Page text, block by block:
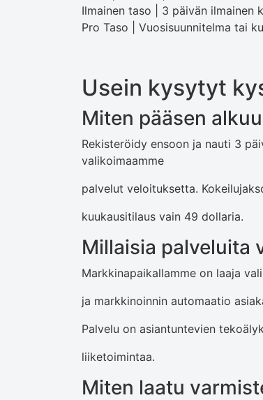
Ilmainen taso | 3 päivän
Pro Taso | Vuosisuunnitelma tai
Usein kysytyt
Miten pääsen
Rekisteröidy ensoon ja nauti 3
valikoimaamme
palvelut veloituksetta.
kuukausitilaus vain 49 dollaria.
Millaisia ​​palveluita
Markkinapaikallamme on laaja
ja markkinoinnin automaatio
Palvelu on asiantuntevien
liiketoimintaa.
Miten laatu